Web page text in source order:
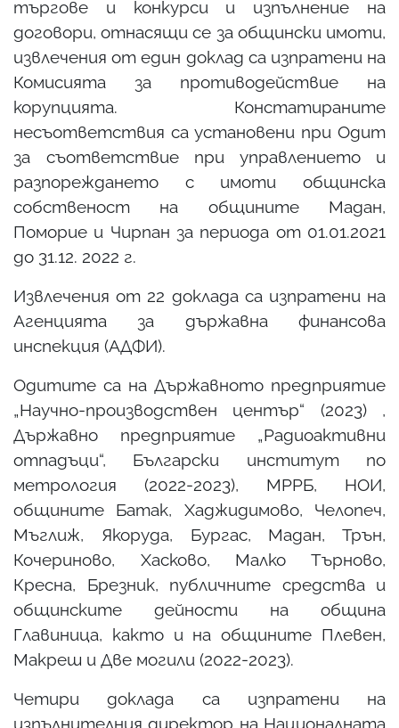
търгове и конкурси и изпълнение на
договори, отнасящи се за общински имоти,
извлечения от един доклад са изпратени на
Комисията за противодействие на
корупцията. Констатираните
несъответствия са установени при Одит
за съответствие при управлението и
разпореждането с имоти общинска
собственост на общините Мадан,
Поморие и Чирпан за периода от 01.01.2021
до 31.12. 2022 г.
Извлечения от 22 доклада са изпратени на
Агенцията за държавна финансова
инспекция (АДФИ).
Одитите са на Държавното предприятие
„Научно-производствен център“ (2023) ,
Държавно предприятие „Радиоактивни
отпадъци“, Български институт по
метрология (2022-2023), МРРБ, НОИ,
общините Батак, Хаджидимово, Челопеч,
Мъглиж, Якоруда, Бургас, Мадан, Трън,
Кочериново, Хасково, Малко Търново,
Кресна, Брезник, публичните средства и
общинските дейности на община
Главиница, както и на общините Плевен,
Макреш и Две могили (2022-2023).
Четири доклада са изпратени на
изпълнителния директор на Националната